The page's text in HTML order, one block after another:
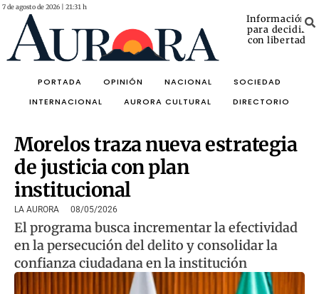
7 de agosto de 2026 | 21:31 h
Información
para decidir
con libertad
PORTADA OPINIÓN NACIONAL
SOCIEDAD
INTERNACIONAL
AURORA CULTURAL DIRECTORIO
Morelos traza nueva estrategia
de justicia con plan
institucional
LA AURORA 08/05/2026
El programa busca incrementar la efectividad
en la persecución del delito y consolidar la
confianza ciudadana en la institución